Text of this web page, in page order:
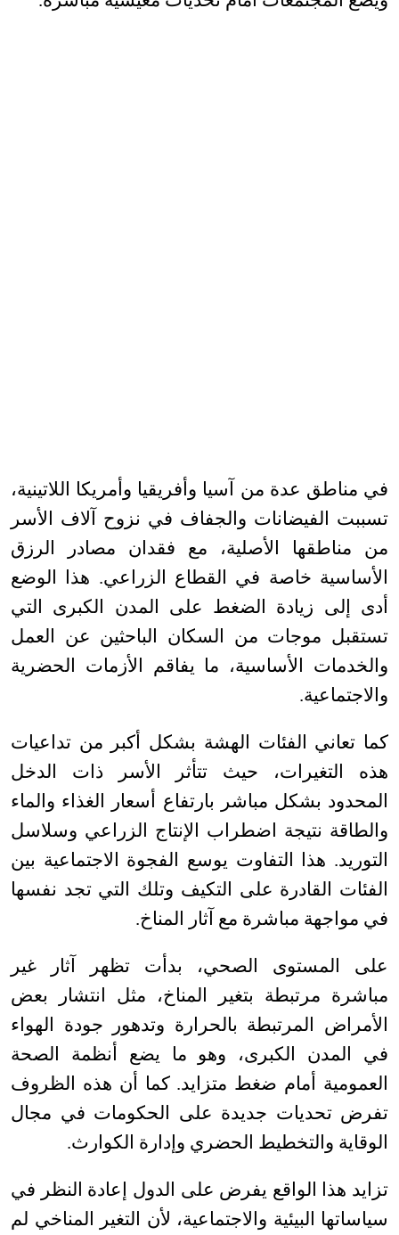
في مناطق عدة من آسيا وأفريقيا وأمريكا اللاتينية،
تسببت الفيضانات والجفاف في نزوح آلاف الأسر
من مناطقها الأصلية، مع فقدان مصادر الرزق
الأساسية خاصة في القطاع الزراعي. هذا الوضع
أدى إلى زيادة الضغط على المدن الكبرى التي
تستقبل موجات من السكان الباحثين عن العمل
والخدمات الأساسية، ما يفاقم الأزمات الحضرية
والاجتماعية.
كما تعاني الفئات الهشة بشكل أكبر من تداعيات
هذه التغيرات، حيث تتأثر الأسر ذات الدخل
المحدود بشكل مباشر بارتفاع أسعار الغذاء والماء
والطاقة نتيجة اضطراب الإنتاج الزراعي وسلاسل
التوريد. هذا التفاوت يوسع الفجوة الاجتماعية بين
الفئات القادرة على التكيف وتلك التي تجد نفسها
في مواجهة مباشرة مع آثار المناخ.
على المستوى الصحي، بدأت تظهر آثار غير
مباشرة مرتبطة بتغير المناخ، مثل انتشار بعض
الأمراض المرتبطة بالحرارة وتدهور جودة الهواء
في المدن الكبرى، وهو ما يضع أنظمة الصحة
العمومية أمام ضغط متزايد. كما أن هذه الظروف
تفرض تحديات جديدة على الحكومات في مجال
الوقاية والتخطيط الحضري وإدارة الكوارث.
تزايد هذا الواقع يفرض على الدول إعادة النظر في
سياساتها البيئية والاجتماعية، لأن التغير المناخي لم